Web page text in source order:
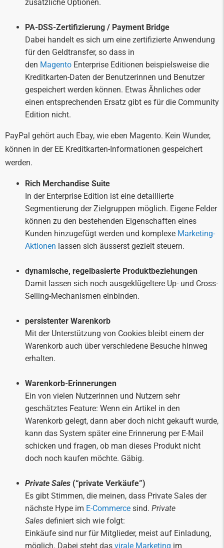
zusätzliche Optionen.
PA-DSS-Zertifizierung / Payment Bridge
Dabei handelt es sich um eine zertifizierte Anwendung
für den Geldtransfer, so dass in
den Magento Enterprise Editionen beispielsweise die
Kreditkarten-Daten der Benutzerinnen und Benutzer
gespeichert werden können. Etwas Ähnliches oder
einen entsprechenden Ersatz gibt es für die Community
Edition nicht.
PayPal gehört auch Ebay, wie eben Magento. Kein Wunder,
können in der EE Kreditkarten-Informationen gespeichert
werden.
Rich Merchandise Suite
In der Enterprise Edition ist eine detaillierte
Segmentierung der Zielgruppen möglich. Eigene Felder
können zu den bestehenden Eigenschaften eines
Kunden hinzugefügt werden und komplexe Marketing-
Aktionen lassen sich äusserst gezielt steuern.
dynamische, regelbasierte Produktbeziehungen
Damit lassen sich noch ausgeklügeltere Up- und Cross-
Selling-Mechanismen einbinden.
persistenter Warenkorb
Mit der Unterstützung von Cookies bleibt einem der
Warenkorb auch über verschiedene Besuche hinweg
erhalten.
Warenkorb-Erinnerungen
Ein von vielen Nutzerinnen und Nutzern sehr
geschätztes Feature: Wenn ein Artikel in den
Warenkorb gelegt, dann aber doch nicht gekauft wurde,
kann das System später eine Erinnerung per E-Mail
schicken und fragen, ob man dieses Produkt nicht
doch noch kaufen möchte. Gäbig.
Private Sales (“private Verkäufe”)
Es gibt Stimmen, die meinen, dass Private Sales der
nächste Hype im E-Commerce sind. Private
Sales definiert sich wie folgt:
Einkäufe sind nur für Mitglieder, meist auf Einladung,
möglich. Dabei steht das virale Marketing im